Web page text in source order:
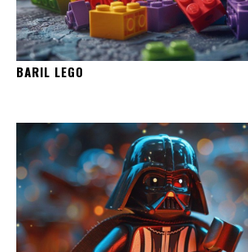
BARIL LEGO